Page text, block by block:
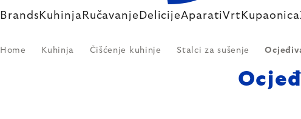
Brands Kuhinja Ručavanje DelicijeAparatiVrt Kupaonica
Home Kuhinja Čišćenje kuhinje Stalci za sušenje